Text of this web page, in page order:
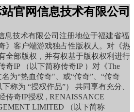
官网信息技术有限公司
息技术有限公司注册地位于福建省福
》客户端游戏独占性版权人。对《热
全部版权，并有权基于版权权利进行
奇IP （以下简称传奇IP ）对《The
为“热血传奇"、或“传奇”、“传奇
称为 “授权作品”） 共同享有充分、
传奇IP授权 , RENAISSANCE
LIMITED （以下简称